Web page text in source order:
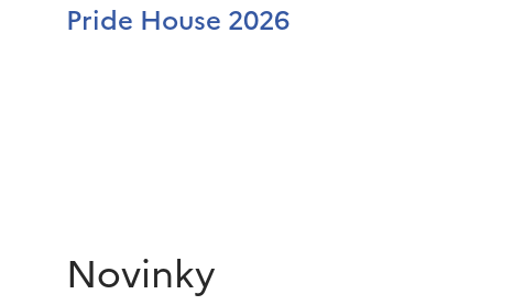
Pride House 2026
Novinky